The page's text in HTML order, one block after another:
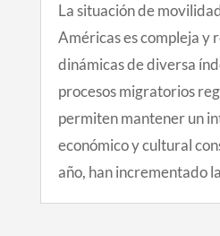
La situación de
Américas es compleja y
dinámicas de diversa
procesos migratorios
permiten mantener un
económico y cultural
año, han incrementado